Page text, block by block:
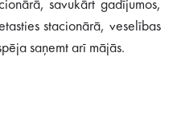
savukārt gadījumos,
stacionārā, veselības
saņemt arī mājās.